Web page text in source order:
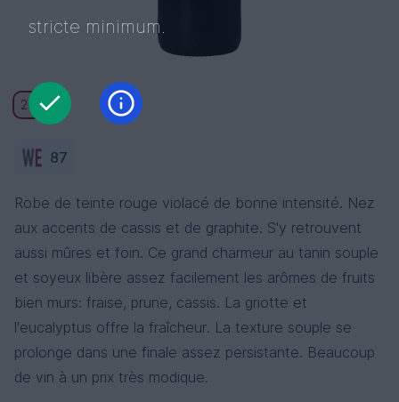
2022
87
Robe de teinte rouge violacé de bonne intensité. Nez
aux accents de cassis et de graphite. S'y retrouvent
aussi mûres et foin. Ce grand charmeur au tanin souple
et soyeux libère assez facilement les arômes de fruits
bien murs: fraise, prune, cassis. La griotte et
l'eucalyptus offre la fraîcheur. La texture souple se
prolonge dans une finale assez persistante. Beaucoup
de vin à un prix très modique.
stricte minimum.